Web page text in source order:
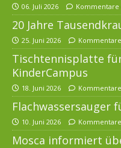
06. Juli 2026
20 Jahre
25. Juni 2026
Tischtennisplatte
KinderCampus
18. Juni 2026
Flachwassersauger
10. Juni 2026
Mosca informiert